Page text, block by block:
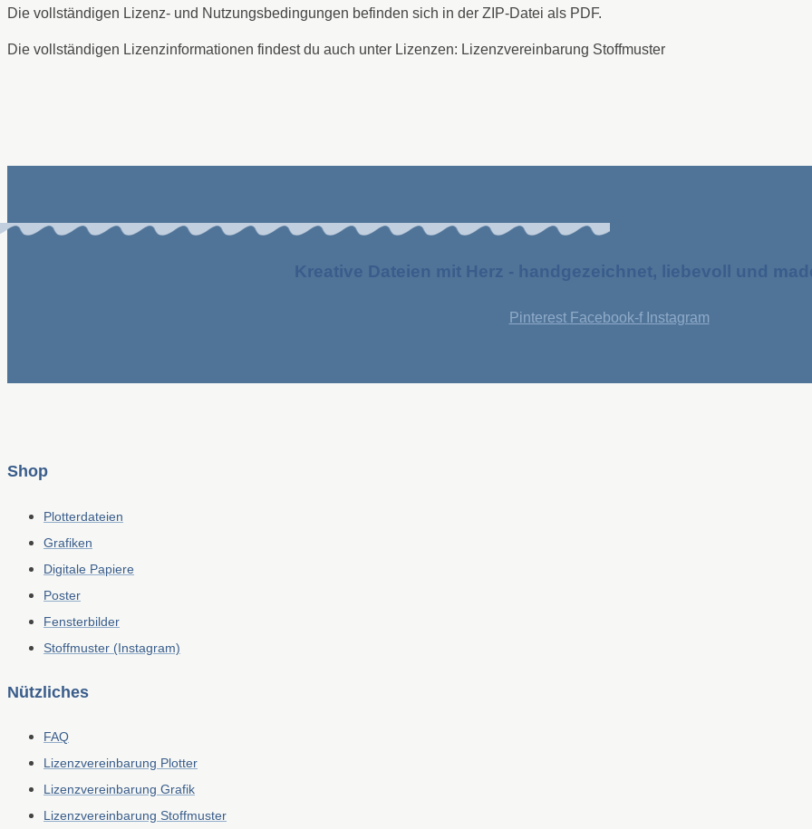
Die vollständigen Lizenz- und Nutzungsbedingungen befinden sich in der ZIP-Datei als PDF.
Die vollständigen Lizenzinformationen findest du auch unter Lizenzen: Lizenzvereinbarung Stoffmuster
Kreative Dateien mit Herz - handgezeichnet, liebevoll und
Pinterest Facebook-f Instagram
Shop
Plotterdateien
Grafiken
Digitale Papiere
Poster
Fensterbilder
Stoffmuster (Instagram)
Nützliches
FAQ
Lizenzvereinbarung Plotter
Lizenzvereinbarung Grafik
Lizenzvereinbarung Stoffmuster